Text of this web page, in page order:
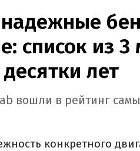
список из 3
лет
вошли в рейтинг
конкретного